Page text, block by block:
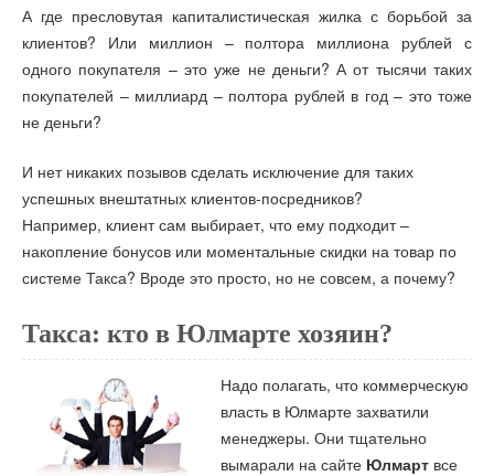
А где пресловутая капиталистическая жилка с борьбой за
клиентов? Или миллион – полтора миллиона рублей с
одного покупателя – это уже не деньги? А от тысячи таких
покупателей – миллиард – полтора рублей в год – это тоже
не деньги?
И нет никаких позывов сделать исключение для таких
успешных внештатных клиентов-посредников?
Например, клиент сам выбирает, что ему подходит –
накопление бонусов или моментальные скидки на товар по
системе Такса? Вроде это просто, но не совсем, а почему?
Такса: кто в Юлмарте хозяин?
Надо полагать, что коммерческую
власть в Юлмарте захватили
менеджеры. Они тщательно
вымарали на сайте Юлмарт все